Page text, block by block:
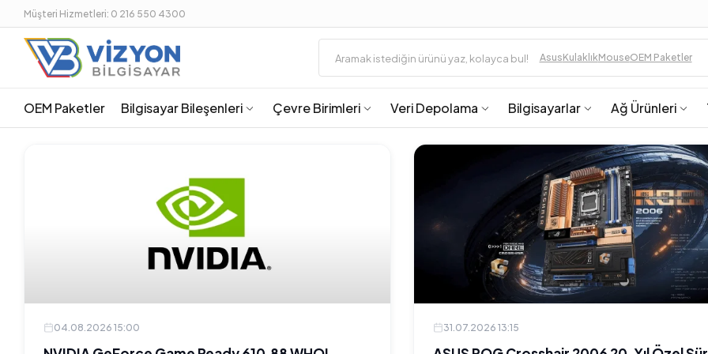
Müşteri Hizmetleri: 0 216 550 4300
AsusKulaklıkMouseOEM Paketler
OEM Paketler Bilgisayar Bileşenleri Çevre Birimleri Veri Depolama Bilgisayarlar Ağ Ürünleri
04.08.2026 15:00 31.07.2026 13:15